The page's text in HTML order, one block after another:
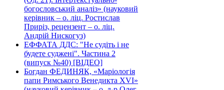
богословський аналіз» (науковий
керівник – о. ліц. Ростислав
Приріз, рецензент – о. ліц.
Андрій Нискогуз)
ЕФФАТА ДДС: "Не судіть і не
будете суджені". Частина 2
(випуск №40) [ВІДЕО]
Богдан ФЕДИНЯК, «Маріологія
папи Римського Венедикта XVI»